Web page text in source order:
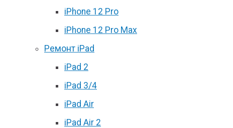
iPhone 12 Pro
iPhone 12 Pro Max
Ремонт iPad
iPad 2
iPad 3/4
iPad Air
iPad Air 2